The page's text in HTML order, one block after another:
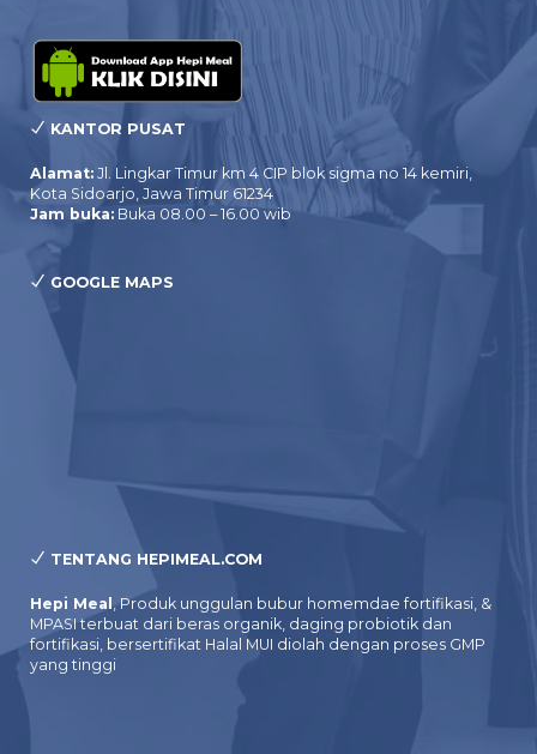
KANTOR PUSAT
Alamat: Jl. Lingkar Timur km 4 CIP blok sigma no 14 kemiri,
Kota Sidoarjo, Jawa Timur 61234
Jam buka: Buka 08.00 – 16.00 wib
GOOGLE MAPS
TENTANG HEPIMEAL.COM
Hepi Meal , Produk unggulan bubur homemdae fortifikasi, &
MPASI terbuat dari beras organik, daging probiotik dan
fortifikasi, bersertifikat Halal MUI diolah dengan proses GMP
yang tinggi